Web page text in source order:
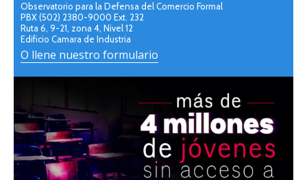
Observatorio para la Defensa del Comercio Formal
PBX (502) 2380-9000 Ext. 232
Ruta 6, 9-21, zona 4, Nivel 12
Edificio Camara de Industria
O llene nuestro formulario